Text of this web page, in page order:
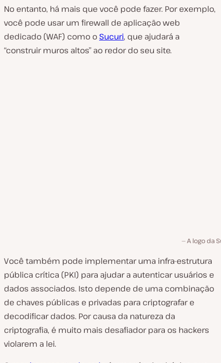
No entanto, há mais que você pode fazer. Por exemplo,
você pode usar um firewall de aplicação web
dedicado (WAF) como o Sucuri, que ajudará a
“construir muros altos” ao redor do seu site.
A logo da
Você também pode implementar uma infra-estrutura
pública crítica (PKI) para ajudar a autenticar usuários e
dados associados. Isto depende de uma combinação
de chaves públicas e privadas para criptografar e
decodificar dados. Por causa da natureza da
criptografia, é muito mais desafiador para os hackers
violarem a lei.